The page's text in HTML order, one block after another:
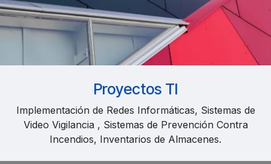
Proyectos TI
Implementación de Redes Informáticas, Sistemas de
Video Vigilancia , Sistemas de Prevención Contra
Incendios, Inventarios de Almacenes.